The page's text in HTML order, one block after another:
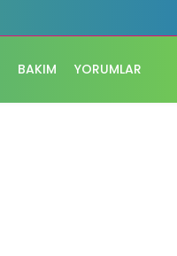
BAKIM YORUMLAR